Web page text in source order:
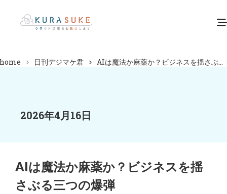
日刊デジマケ君 AIは魔法か麻薬か？ビジネスを揺さぶ...
2026年4月16日
AIは魔法か麻薬か？ビジネスを揺
さぶる三つの爆弾